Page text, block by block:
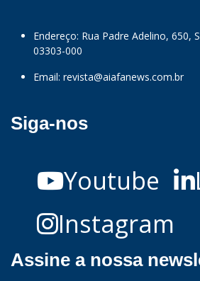
Endereço: Rua Padre Adelino, 650,
03303-000
Email: revista@aiafanews.com.br
Siga-nos
Youtube
Instagram
Assine a nossa